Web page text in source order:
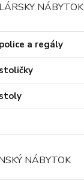
NÁBYTOK
a regály
NÁBYTOK